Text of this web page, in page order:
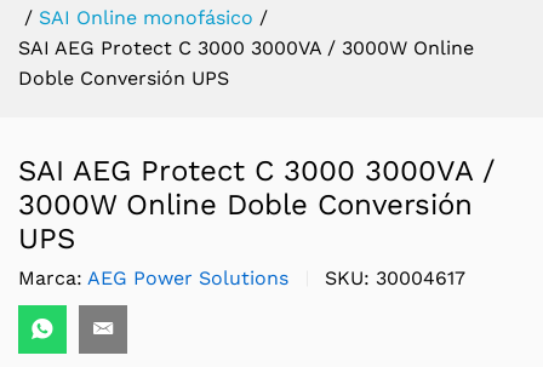
/ SAI Online monofásico /
SAI AEG Protect C 3000 3000VA / 3000W Online
Doble Conversión UPS
SAI AEG Protect C 3000 3000VA /
3000W Online Doble Conversión
UPS
Marca: AEG Power Solutions SKU: 30004617